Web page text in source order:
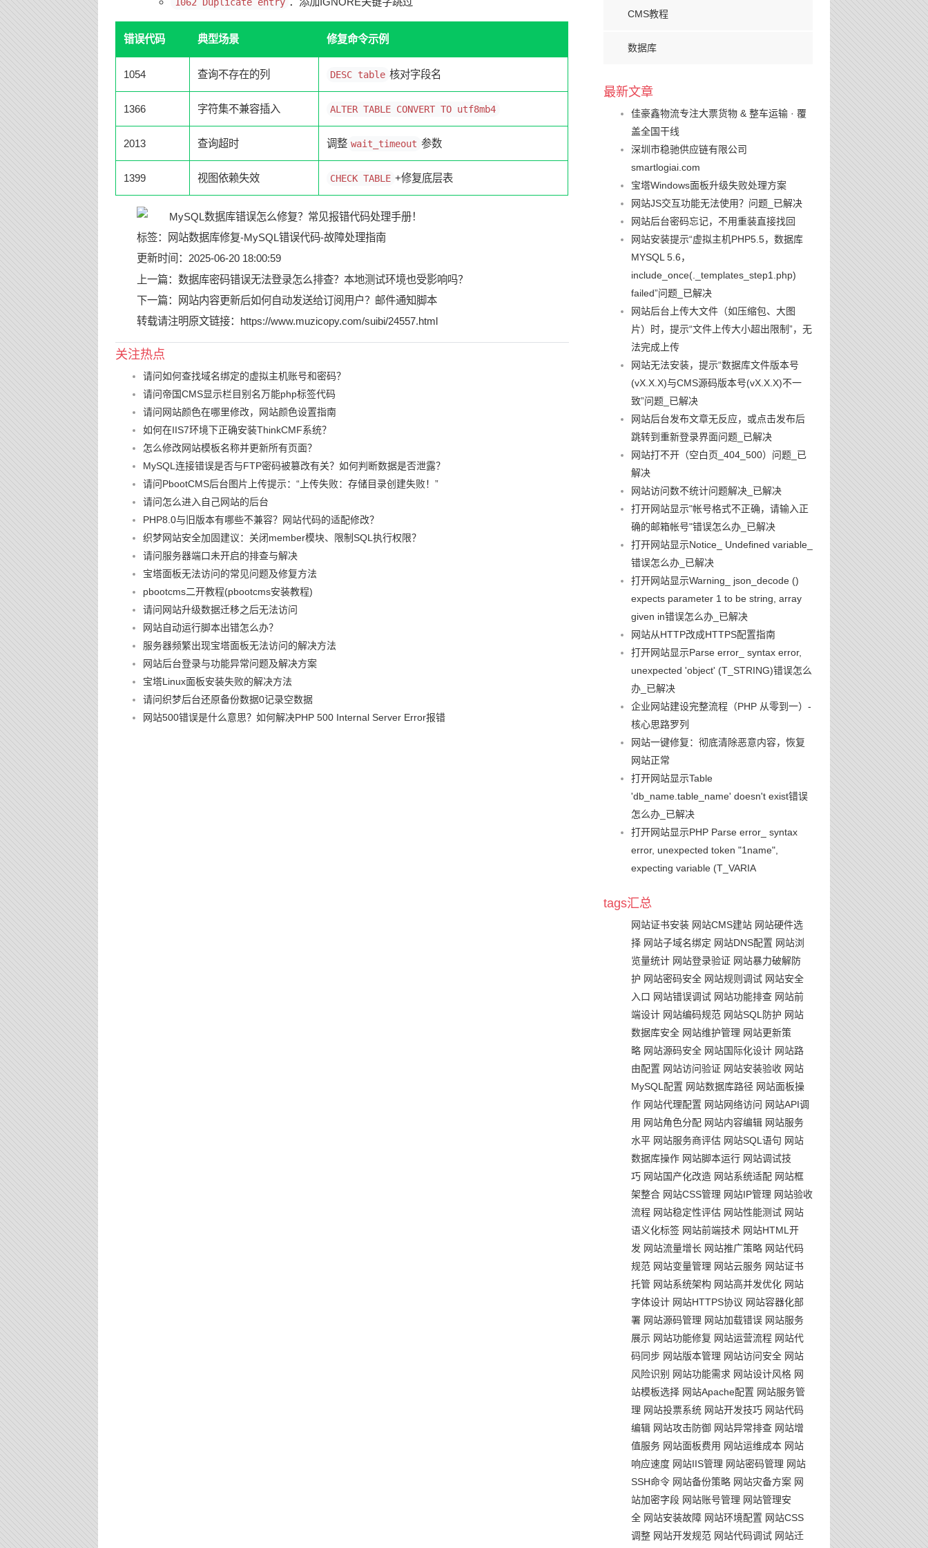
错误代码 典型场景 修复命令示例
1054 查询不存在的列 DESC table 核对字段名
1366 字符集不兼容插入 ALTER TABLE CONVERT TO utf8mb4
2013 查询超时 调整 wait_timeout 参数
1399 视图依赖失效 CHECK TABLE +修复底层表
标签： 网站数据库修复-MySQL错误代码-故障处理指南
更新时间：2025-06-20 18:00:59
上一篇： 数据库密码错误无法登录怎么排查？本地测试环境也受影响吗？
下一篇：
网站内容更新后如何自动发送给订阅用户？邮件通知脚本
转载请注明原文链接：
https://www.muzicopy.com/suibi/24557.html
关注热点
请问如何查找域名绑定的虚拟主机账号和密码？
请问帝国CMS显示栏目别名万能php标签代码
请问网站颜色在哪里修改，网站颜色设置指南
如何在IIS7环境下正确安装ThinkCMF系统？
怎么修改网站模板名称并更新所有页面？
MySQL连接错误是否与FTP密码被篡改有关？如何判断数据是否泄露？
请问PbootCMS后台图片上传提示：“上传失败：存储目录创建失败！”
请问怎么进入自己网站的后台
PHP8.0与旧版本有哪些不兼容？网站代码的适配修改？
织梦网站安全加固建议：关闭member模块、限制SQL执行权限？
请问服务器端口未开启的排查与解决
宝塔面板无法访问的常见问题及修复方法
pbootcms二开教程(pbootcms安装教程)
请问网站升级数据迁移之后无法访问
网站自动运行脚本出错怎么办？
服务器频繁出现宝塔面板无法访问的解决方法
网站后台登录与功能异常问题及解决方案
宝塔Linux面板安装失败的解决方法
请问织梦后台还原备份数据0记录空数据
网站500错误是什么意思？如何解决PHP 500 Internal Server Error报错
CMS教程
数据库
最新文章
佳豪鑫物流专注大票货物 & 整车运输 · 覆
盖全国干线
深圳市稳驰供应链有限公司
smartlogiai.com
宝塔Windows面板升级失败处理方案
网站JS交互功能无法使用？问题_已解决
网站后台密码忘记，不用重装直接找回
网站安装提示“虚拟主机PHP5.5，数据库
MYSQL 5.6，
include_once(._templates_step1.php)
failed”问题_已解决
网站后台上传大文件（如压缩包、大图
片）时，提示“文件上传大小超出限制”，无
法完成上传
网站无法安装，提示“数据库文件版本号
(vX.X.X)与CMS源码版本号(vX.X.X)不一
致”问题_已解决
网站后台发布文章无反应，或点击发布后
跳转到重新登录界面问题_已解决
网站打不开（空白页_404_500）问题_已
解决
网站访问数不统计问题解决_已解决
打开网站显示"帐号格式不正确，请输入正
确的邮箱帐号"错误怎么办_已解决
打开网站显示Notice_ Undefined variable_
错误怎么办_已解决
打开网站显示Warning_ json_decode ()
expects parameter 1 to be string, array
given in错误怎么办_已解决
网站从HTTP改成HTTPS配置指南
打开网站显示Parse error_ syntax error,
unexpected 'object' (T_STRING)错误怎么
办_已解决
企业网站建设完整流程（PHP 从零到一）-
核心思路罗列
网站一键修复：彻底清除恶意内容，恢复
网站正常
打开网站显示Table
'db_name.table_name' doesn't exist错误
怎么办_已解决
打开网站显示PHP Parse error_ syntax
error, unexpected token "1name",
expecting variable (T_VARIA
tags汇总
网站证书安装 网站CMS建站 网站硬件选
择 网站子域名绑定 网站DNS配置 网站浏
览量统计 网站登录验证 网站暴力破解防
护 网站密码安全 网站规则调试 网站安全
入口 网站错误调试 网站功能排查 网站前
端设计 网站编码规范 网站SQL防护 网站
数据库安全 网站维护管理 网站更新策
略 网站源码安全 网站国际化设计 网站路
由配置 网站访问验证 网站安装验收 网站
MySQL配置 网站数据库路径 网站面板操
作 网站代理配置 网站网络访问 网站API调
用 网站角色分配 网站内容编辑 网站服务
水平 网站服务商评估 网站SQL语句 网站
数据库操作 网站脚本运行 网站调试技
巧 网站国产化改造 网站系统适配 网站框
架整合 网站CSS管理 网站IP管理 网站验收
流程 网站稳定性评估 网站性能测试 网站
语义化标签 网站前端技术 网站HTML开
发 网站流量增长 网站推广策略 网站代码
规范 网站变量管理 网站云服务 网站证书
托管 网站系统架构 网站高并发优化 网站
字体设计 网站HTTPS协议 网站容器化部
署 网站源码管理 网站加载错误 网站服务
展示 网站功能修复 网站运营流程 网站代
码同步 网站版本管理 网站访问安全 网站
风险识别
网站功能需求 网站设计风格 网
站模板选择 网站Apache配置 网站服务管
理 网站投票系统 网站开发技巧 网站代码
编辑 网站攻击防御 网站异常排查 网站增
值服务 网站面板费用 网站运维成本 网站
响应速度 网站IIS管理 网站密码管理 网站
SSH命令 网站备份策略 网站灾备方案 网
站加密字段 网站账号管理 网站管理安
全 网站安装故障 网站环境配置 网站CSS
调整 网站开发规范 网站代码调试 网站迁